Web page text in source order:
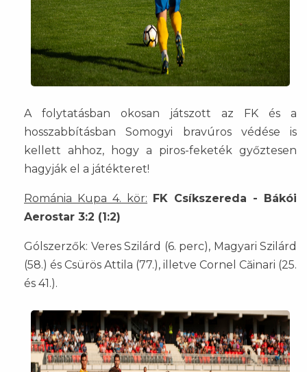
A folytatásban okosan játszott az FK és a
hosszabbításban Somogyi bravúros védése is
kellett ahhoz, hogy a piros-feketék győztesen
hagyják el a játékteret!
Románia Kupa 4. kör:
FK Csíkszereda - Bákói
Aerostar 3:2 (1:2)
Gólszerzők: Veres Szilárd (6. perc), Magyari Szilárd
(58.) és Csürös Attila (77.), illetve Cornel Căinari (25.
és 41.).